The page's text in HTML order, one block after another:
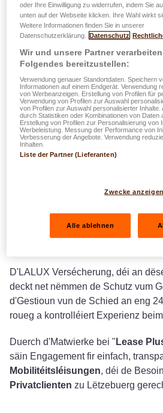
LALUX schléisst
"Lease Plus" vun
Spuerkeess a
Partenariat Lease Plus
LALUX Assurances schléisst eng
Spuerkeess a Leasys Luxembourg
verstäerken, derall-inklusiv
Dank dëser Partnerschaft
: Finanzéierung, Gefier,
Déngschter sinn an engem
D'LALUX Versécherung, déi an
deckt net nëmmen de Schutz vum
d'Gestioun vun de Schied an eng
roueg a kontrolléiert Experienz
Duerch d'Matwierke bei " Lease
säin Engagement fir einfach,
Mobilitéitsléisungen, déi de
Privatclienten zu Lëtzebuerg
oder Ihre Einwilligung zu widerrufen, indem Sie
unten auf der Webseite klicken. Ihre Wahl wirkt
Weitere Informationen finden Sie in unserer
Datenschutzerklärung.
Datenschutz
Wir und unsere Partner
Folgendes bereitzustellen:
Verwendung genauer Standortdaten. Speichern
Informationen auf einem Endgerät. Verwendung
von Werbeanzeigen. Erstellung von Profilen für
Verwendung von Profilen zur Auswahl
von Profilen zur Auswahl personalisierter
durch Statistiken oder Kombinationen von Daten
Erstellung von Profilen zur Personalisierung von
Werbeleistung. Messung der Performance von
Verbesserung der Angebote. Verwendung
Inhalten.
Liste der Partner (Lieferanten)
Zwecke anzeigen
Alle ablehnen